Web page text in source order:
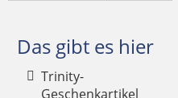
Das gibt es hier
Trinity-
Geschenkartikel